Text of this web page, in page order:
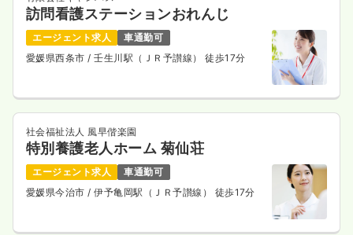
訪問看護ステーションおれんじ
エージェント求人
車通勤可
愛媛県西条市/ 壬生川駅（ＪＲ予讃線） 徒歩17分
社会福祉法人 風早偕楽園
特別養護老人ホーム 菊仙荘
エージェント求人
車通勤可
愛媛県今治市/ 伊予亀岡駅（ＪＲ予讃線） 徒歩17分